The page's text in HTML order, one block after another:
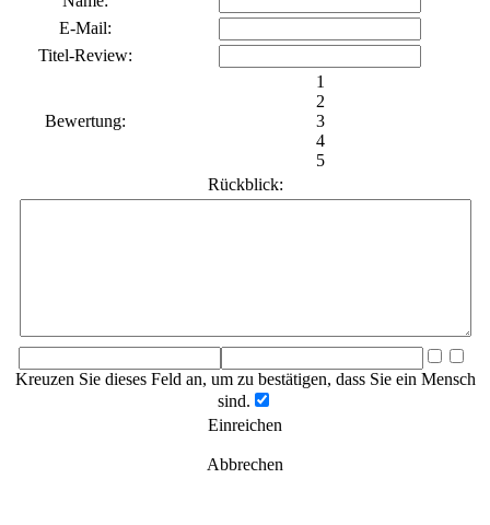
E-Mail:
Titel-Review:
Bewertung:
1
2
3
4
5
Rückblick:
Kreuzen Sie dieses Feld an, um zu bestätigen, dass Sie ein Mensch
sind.
Einreichen
Abbrechen